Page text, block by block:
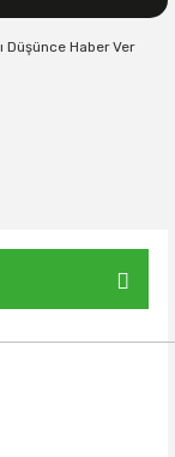
Düşünce Haber Ver